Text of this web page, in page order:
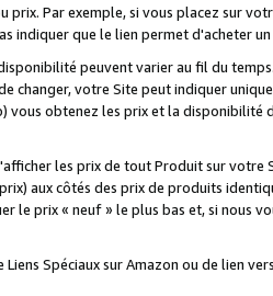
Par exemple, si vous placez sur
indiquer que le lien permet d'acheter
peuvent varier au fil du
changer, votre Site peut indiquer
obtenez les prix et la disponibilité
les prix de tout Produit sur
aux côtés des prix de produits
le prix « neuf » le plus bas et, si nous
Liens Spéciaux sur Amazon ou de lien